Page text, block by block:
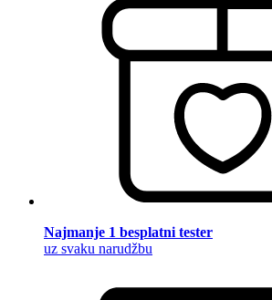
Najmanje 1 besplatni tester
uz svaku narudžbu